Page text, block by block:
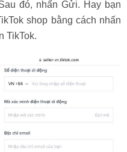
đó, nhấn Gửi. Hay bạn
shop bằng cách nhấn
TikTok.